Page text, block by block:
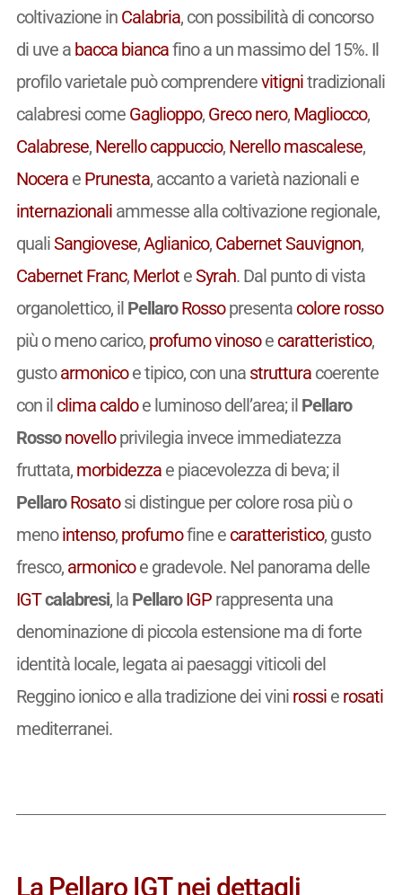
coltivazione in Calabria, con possibilità di concorso
di uve a bacca biancafino a un massimo del 15%. Il
profilo varietale può comprenderevitignitradizionali
calabresi come Gaglioppo, Greco nero, Magliocco,
Calabrese, Nerello cappuccio, Nerello mascalese,
Nocerae Prunesta, accanto a varietà nazionali e
internazionaliammesse alla coltivazione regionale,
qualiSangiovese,Aglianico, Cabernet Sauvignon,
Cabernet Franc, MerloteSyrah. Dal punto di vista
organolettico, il PellaroRossopresenta colore rosso
più o meno carico, profumovinosoe caratteristico,
gustoarmonicoe tipico, con una strutturacoerente
con il clima caldoe luminoso dell’area; il Pellaro
Rossonovelloprivilegia invece immediatezza
fruttata, morbidezzae piacevolezza di beva; il
PellaroRosatosi distingue per colore rosa più o
menointenso, profumofine e caratteristico, gusto
fresco, armonicoe gradevole. Nel panorama delle
IGTcalabresi, la PellaroIGPrappresenta una
denominazione di piccola estensione ma di forte
identità locale, legata ai paesaggi viticoli del
Reggino ionico e alla tradizione dei vini rossie rosati
mediterranei.
La Pellaro IGT nei dettagli